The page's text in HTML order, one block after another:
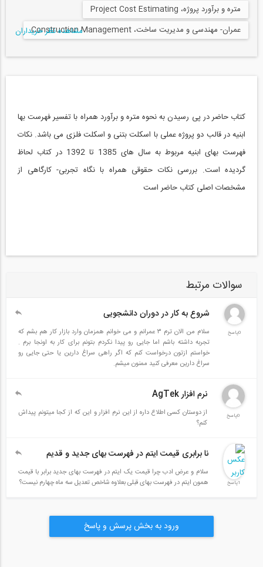
متره و برآورد پروژه، Project Cost Estimating
عمران- مهندسی و مدیریت ساخت، Construction Management
مشاهده نظر خریداران
کتاب حاضر در پی رسیدن به نحوه متره و برآورد همراه با تفسیر فهرست بها
ابنیه در قالب دو پروژه عملی با اسکلت بتنی و اسکلت فلزی می باشد. نکات
فهرست بهای ابنیه مربوط به سال های 1385 تا 1392 در کتاب لحاظ
گردیده است. بررسی نکات حقوقی همراه با نگاه تجربی- کارگاهی از
مشخصات اصلی کتاب حاضر است
سوالات مرتبط
0پاسخ
شروع به کار در دوران دانشجویی
سلام من الان ترم ۳ عمرانم و می خوانم همزمان وارد بازار کار هم بشم که
تجربه داشته باشم اما جایی رو پیدا نکردم بتونم برای کار به اونجا برم .
خواستم ازتون درخواست کنم که اگر راهی سراغ دارین یا حتی جایی رو
سراغ دارین معرفی کنید ممنون میشم.
0پاسخ
نرم افزار AgTek
از دوستان کسی اطلاع داره از این نرم افزار و این که از کجا میتونم پیداش
کنم؟
1پاسخ
نا برابری قیمت ایتم در فهرست بهای جدید و قدیم
سلام و عرض ادب چرا قیمت یک ایتم در فهرست بهای جدید برابر با قیمت
همون ایتم در فهرست بهای قبلی بعلاوه شاخص تعدیل سه ماه چهارم نیست؟
ورود به بخش پرسش و پاسخ